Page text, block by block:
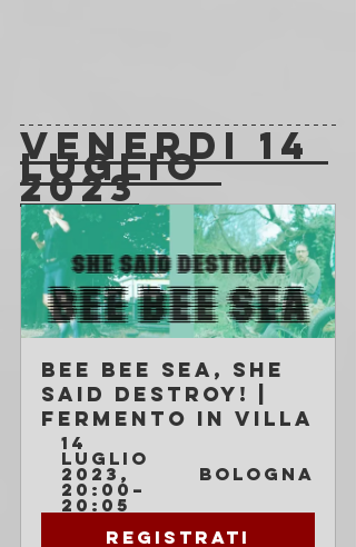
VENERDI 14
LUGLIO
2023
Bee Bee Sea, She
Said Destroy! |
Fermento in Villa
14
luglio
2023,
20:00–
20:05
Bologna
Registrati